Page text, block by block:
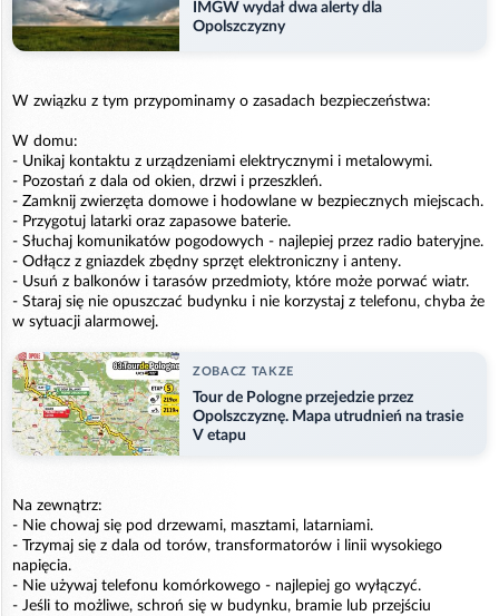
IMGW wydał dwa alerty dla
Opolszczyzny
W związku z tym przypominamy o zasadach bezpieczeństwa:
W domu:
- Unikaj kontaktu z urządzeniami elektrycznymi i metalowymi.
- Pozostań z dala od okien, drzwi i przeszkleń.
- Zamknij zwierzęta domowe i hodowlane w bezpiecznych miejscach.
- Przygotuj latarki oraz zapasowe baterie.
- Słuchaj komunikatów pogodowych - najlepiej przez radio bateryjne.
- Odłącz z gniazdek zbędny sprzęt elektroniczny i anteny.
- Usuń z balkonów i tarasów przedmioty, które może porwać wiatr.
- Staraj się nie opuszczać budynku i nie korzystaj z telefonu, chyba że
w sytuacji alarmowej.
ZOBACZ TAKZE
Tour de Pologne przejedzie przez
Opolszczyznę. Mapa utrudnień na trasie
V etapu
Na zewnątrz:
- Nie chowaj się pod drzewami, masztami, latarniami.
- Trzymaj się z dala od torów, transformatorów i linii wysokiego
napięcia.
- Nie używaj telefonu komórkowego - najlepiej go wyłączyć.
- Jeśli to możliwe, schroń się w budynku, bramie lub przejściu